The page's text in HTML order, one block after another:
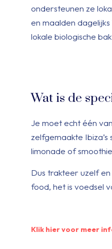
ondersteunen ze
en maalden
lokale biologische
Wat is de
Je moet echt één
zelfgemaakte
limonade of
Dus trakteer uzelf
food, het is voedsel
Klik hier voor meer